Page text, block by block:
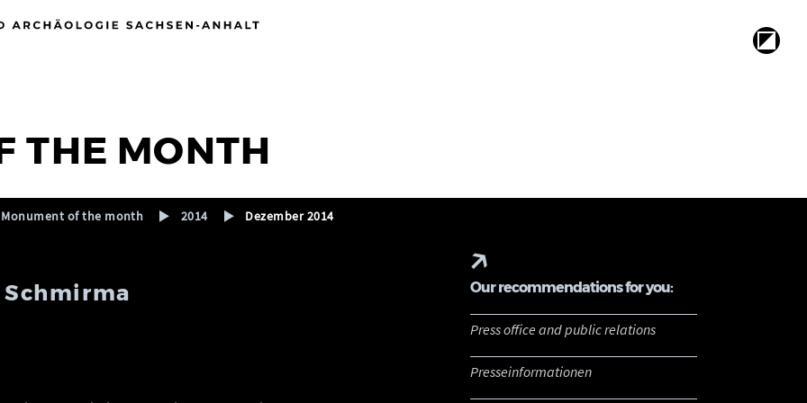
THE MONTH
Monument of the month 2014 Dezember 2014
Our recommendations for you:
Press office and public relations
Presseinformationen